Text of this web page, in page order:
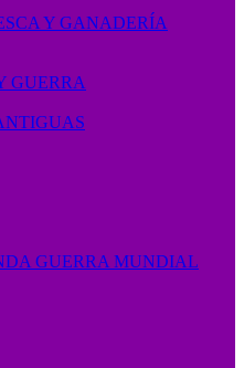
Y GANADERÍA
GUERRA
GUERRA MUNDIAL